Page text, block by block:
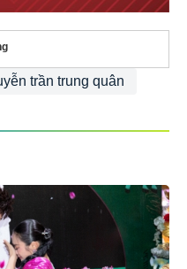
trần trung quân